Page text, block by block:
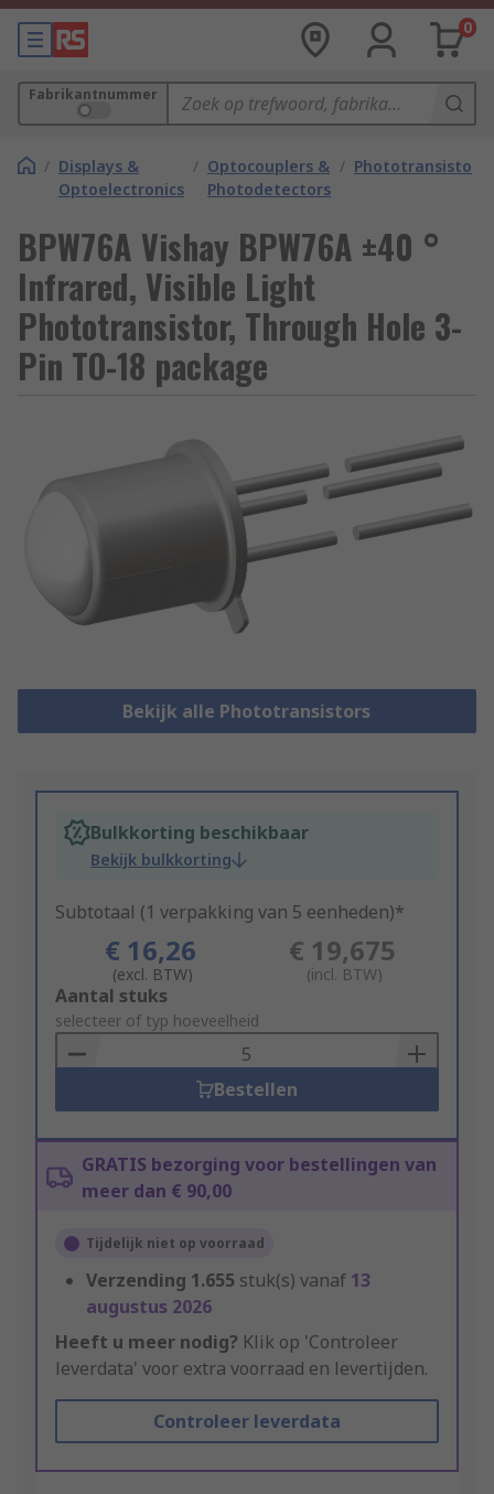
0
Fabrikantnummer
/ Displays &
Optoelectronics
/ Optocouplers &
Photodetectors
/ Phototransistors
BPW76A Vishay BPW76A ±40 °
Infrared, Visible Light
Phototransistor, Through Hole 3-
Pin TO-18 package
Bekijk alle Phototransistors
Bulkkorting beschikbaar
Bekijk bulkkorting
Subtotaal (1 verpakking van 5 eenheden)*
€ 16,26
(excl. BTW)
€ 19,675
(incl. BTW)
Add
to
Basket
Aantal stuks
selecteer of typ hoeveelheid
Bestellen
GRATIS bezorging voor bestellingen van
meer dan € 90,00
Tijdelijk niet op voorraad
Verzending 1.655 stuk(s) vanaf 13
augustus 2026
Heeft u meer nodig? Klik op 'Controleer
leverdata' voor extra voorraad en levertijden.
Controleer leverdata